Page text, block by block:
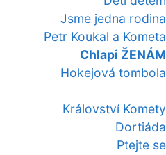
Jsme jedna rodina
Petr Koukal a Kometa
Chlapi ŽENÁM
Hokejová tombola
Království Komety
Dortiáda
Ptejte se